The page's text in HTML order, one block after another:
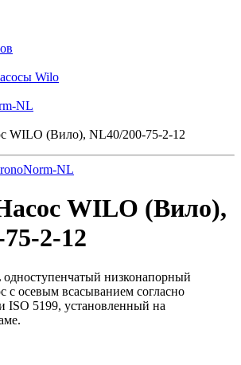
Wilo
NL
WILO (Вило), NL40/200-75-2-12
NL
WILO (Вило),
2-12
низконапорный
с осевым всасыванием согласно
ISO 5199, установленный на